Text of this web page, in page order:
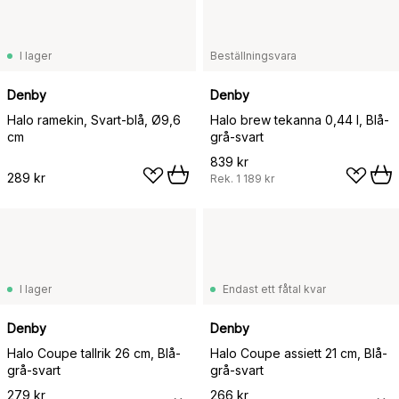
I lager
Denby
Halo ramekin, Svart-blå, Ø9,6
cm
289 kr
Beställningsvara
Denby
Halo brew tekanna 0,44 l, Blå-
grå-svart
839 kr
Rek. 1 189 kr
I lager
Denby
Halo Coupe tallrik 26 cm, Blå-
grå-svart
279 kr
Endast ett fåtal kvar
Denby
Halo Coupe assiett 21 cm, Blå-
grå-svart
266 kr